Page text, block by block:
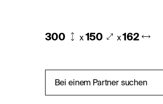
300 x 150 x162
Bei einem Partner suchen